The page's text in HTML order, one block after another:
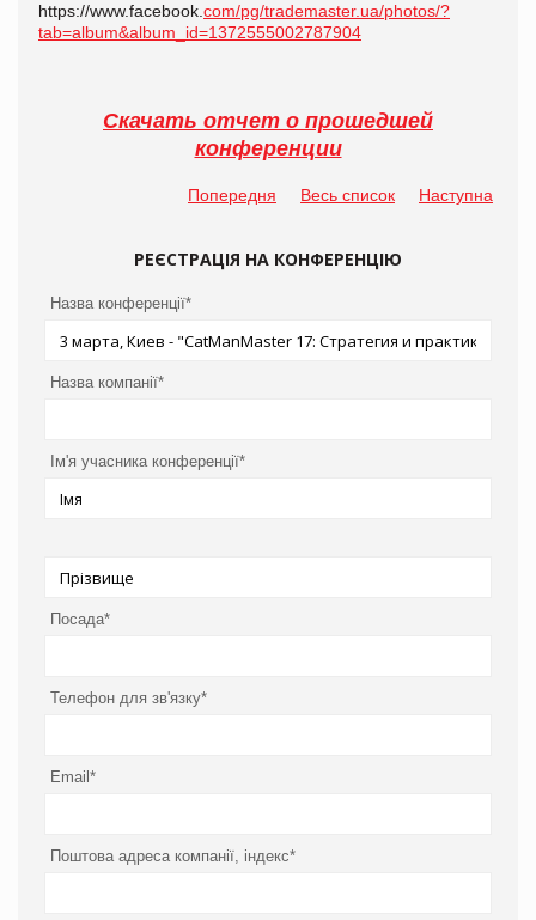
https://www.facebook.com/pg/trademaster.ua/photos/?
tab=album&album_id=1372555002787904
Скачать отчет о прошедшей
конференции
Попередня Весь список Наступна
РЕЄСТРАЦІЯ НА КОНФЕРЕНЦІЮ
Назва конференції*
Назва компанії*
Ім'я учасника конференції*
Посада*
Телефон для зв'язку*
Email*
Поштова адреса компанії, індекс*